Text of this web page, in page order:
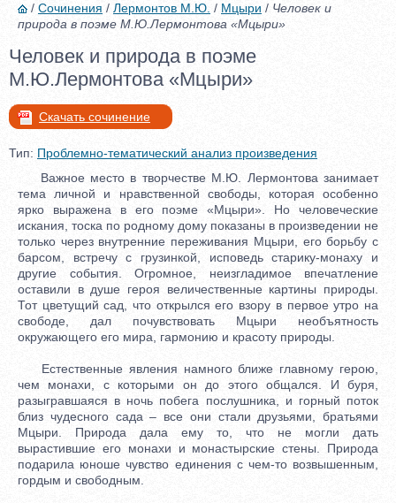
/ Сочинения / Лермонтов М.Ю. / Мцыри / Человек и
природа в поэме М.Ю.Лермонтова «Мцыри»
Человек и природа в поэме
М.Ю.Лермонтова «Мцыри»
Скачать сочинение
Тип: Проблемно-тематический анализ произведения
Важное место в творчестве М.Ю. Лермонтова занимает
тема личной и нравственной свободы, которая особенно
ярко выражена в его поэме «Мцыри». Но человеческие
искания, тоска по родному дому показаны в произведении не
только через внутренние переживания Мцыри, его борьбу с
барсом, встречу с грузинкой, исповедь старику-монаху и
другие события. Огромное, неизгладимое впечатление
оставили в душе героя величественные картины природы.
Тот цветущий сад, что открылся его взору в первое утро на
свободе, дал почувствовать Мцыри необъятность
окружающего его мира, гармонию и красоту природы.
Естественные явления намного ближе главному герою,
чем монахи, с которыми он до этого общался. И буря,
разыгравшаяся в ночь побега послушника, и горный поток
близ чудесного сада – все они стали друзьями, братьями
Мцыри. Природа дала ему то, что не могли дать
вырастившие его монахи и монастырские стены. Природа
подарила юноше чувство единения с чем-то возвышенным,
гордым и свободным.